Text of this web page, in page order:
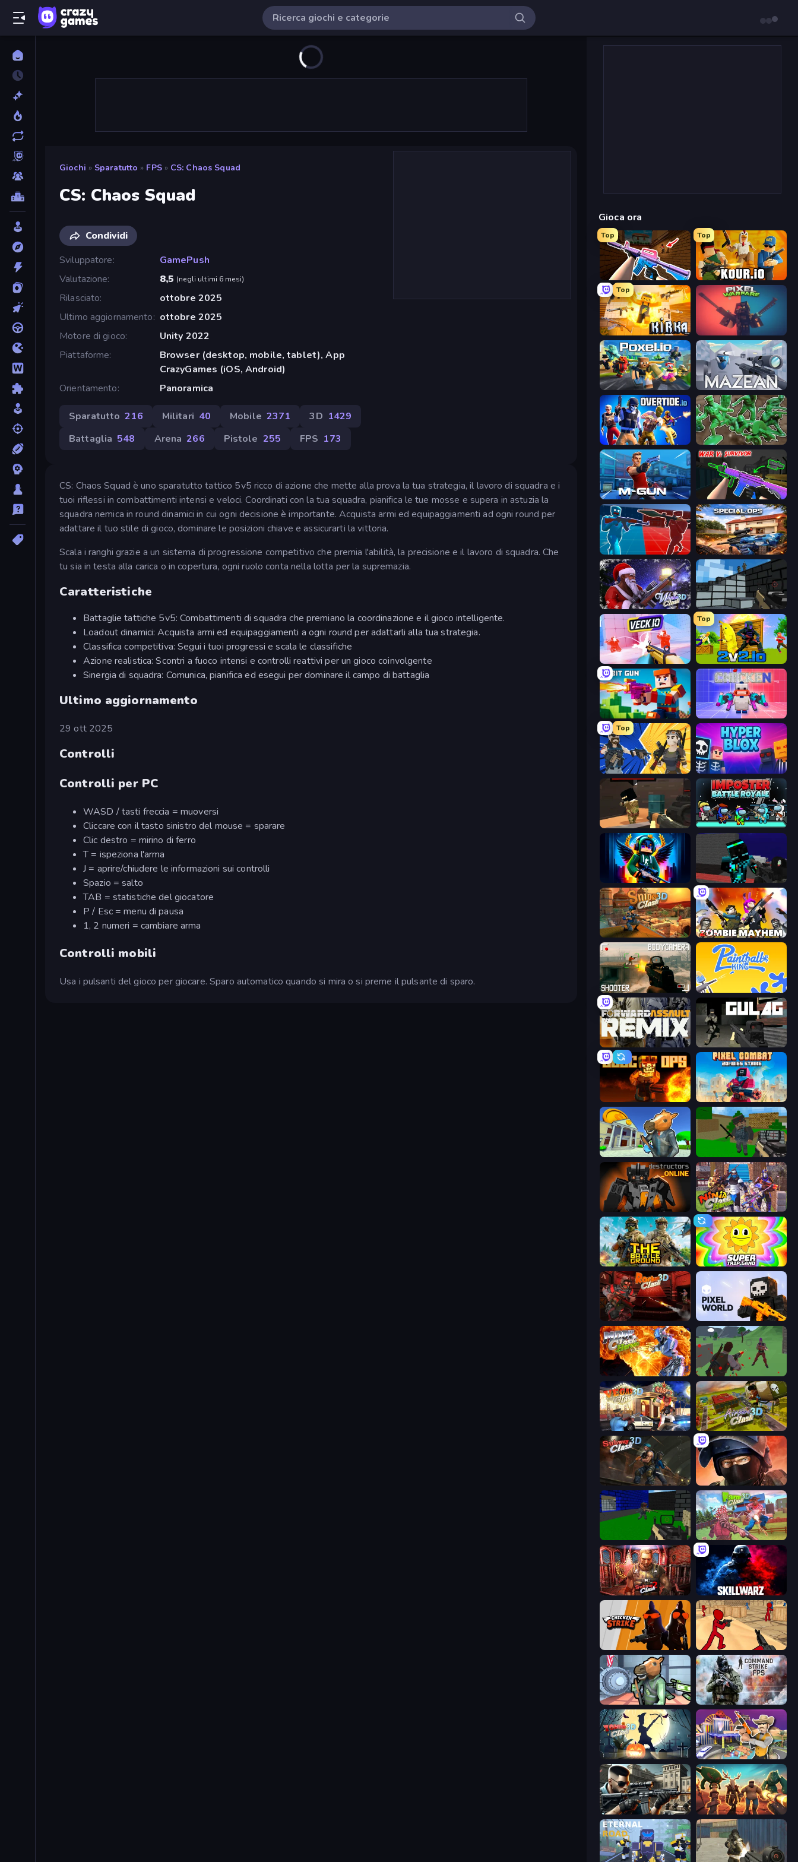
Giochi » Sparatutto » FPS » CS: Chaos Squad
CS: Chaos Squad
Condividi
Sviluppatore
GamePush
Valutazione
8,5 (negli ultimi 6 mesi)
Rilasciato
ottobre 2025
Ultimo aggiornamento
ottobre 2025
Motore di gioco
Unity 2022
Piattaforme
Browser (desktop, mobile, tablet), App
CrazyGames (iOS, Android)
Orientamento
Panoramica
Sparatutto 216 Militari 40 Mobile 2371 3D 1429
Battaglia 548 Arena 266 Pistole 255 FPS 173
CS: Chaos Squad è uno sparatutto tattico 5v5 ricco di azione che mette alla prova la tua strategia, il lavoro di squadra e i
tuoi riflessi in combattimenti intensi e veloci. Coordinati con la tua squadra, pianifica le tue mosse e supera in astuzia la
squadra nemica in round dinamici in cui ogni decisione è importante. Acquista armi ed equipaggiamenti ad ogni round per
adattare il tuo stile di gioco, dominare le posizioni chiave e assicurarti la vittoria.
Scala i ranghi grazie a un sistema di progressione competitivo che premia l'abilità, la precisione e il lavoro di squadra. Che
tu sia in testa alla carica o in copertura, ogni ruolo conta nella lotta per la supremazia.
Caratteristiche
Battaglie tattiche 5v5: Combattimenti di squadra che premiano la coordinazione e il gioco intelligente.
Loadout dinamici: Acquista armi ed equipaggiamenti a ogni round per adattarli alla tua strategia.
Classifica competitiva: Segui i tuoi progressi e scala le classifiche
Azione realistica: Scontri a fuoco intensi e controlli reattivi per un gioco coinvolgente
Sinergia di squadra: Comunica, pianifica ed esegui per dominare il campo di battaglia
Ultimo aggiornamento
29 ott 2025
Controlli
Controlli per PC
WASD / tasti freccia = muoversi
Cliccare con il tasto sinistro del mouse = sparare
Clic destro = mirino di ferro
T = ispeziona l'arma
J = aprire/chiudere le informazioni sui controlli
Spazio = salto
TAB = statistiche del giocatore
P / Esc = menu di pausa
1, 2 numeri = cambiare arma
Controlli mobili
Usa i pulsanti del gioco per giocare. Sparo automatico quando si mira o si preme il pulsante di sparo.
Gioca ora
Top
KS Z
Top
Kour.io
Top
Kirka.io Pixel Warfare
Poxel.io Mazean
Overtide.io Soldiers - Capture and Control!
Muscle Gun.IO War V: Survivor
Battle of the Soldiers: Red vs Blue Special Ops: GO
Winter Clash 3D Pixel Gun 3D
Veck.io
Top
2v2.io
Bit Gun.io Chicken CS
Top
BuildNow GG Hyperblox Shooting
Pixel Force Imposter Battle Royale
Pixel Wars of Hero
Sniper Clash 3D Zombie Mayhem
BodyCamera Shooter Paintball King
Forward Assault Remix Gulag
BLOCOPS Pixel Combat: Zombies Strike
Bank Robbery 3 Crazy Pixel Apocalypse
Destructors Online Ninja Clash Heroes
The Battleground SuperTrip.Land
Rocket Clash 3D Pixel World
Moon Clash Heroes Battle Royale Survival
Vegas Clash 3D Airport Clash 3D
Subway Clash Remastered Bullet Force
Advanced Pixel Apocalypse 3 Farm Clash 3D
Subway Clash 2 SkillWarz
Chicken Strike Stickman Counter Terror Strike
Bank Robbery Command Strike FPS
Zombie Clash 3D: Halloween Casino Robbery
Sure Shot Horde Crusher